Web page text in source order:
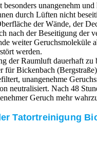
unangenehm
durch Lüften nicht
der Wände, der
nach der Beseitigung der
weiter Geruchsmoleküle
werden.
der Raumluft dauerhaft zu
Bickenbach
unangenehme
neutralisiert. Nach 48
Geruch mehr
Tatortreinigung